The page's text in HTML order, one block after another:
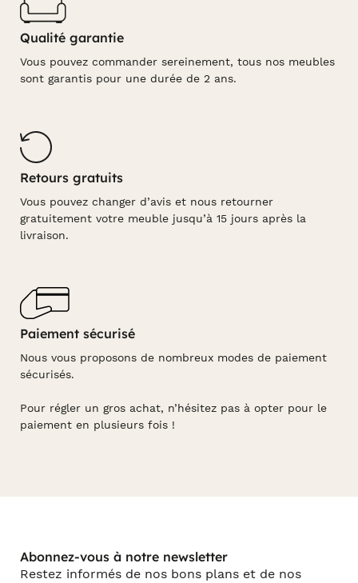
Qualité garantie
Vous pouvez commander sereinement, tous nos meubles
sont garantis pour une durée de 2 ans.
Retours gratuits
Vous pouvez changer d’avis et nous retourner
gratuitement votre meuble jusqu’à 15 jours après la
livraison.
Paiement sécurisé
Nous vous proposons de nombreux modes de paiement
sécurisés.
Pour régler un gros achat, n’hésitez pas à opter pour le
paiement en plusieurs fois !
Abonnez-vous à notre newsletter
Restez informés de nos bons plans et de nos